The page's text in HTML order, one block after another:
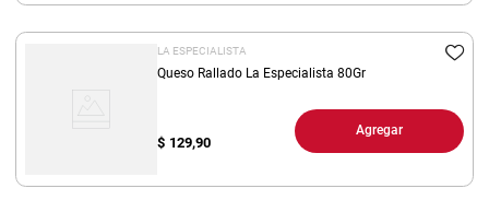
LA ESPECIALISTA
Queso Rallado La Especialista 80Gr
$ 129,90
Agregar